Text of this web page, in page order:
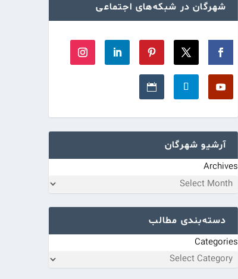
شهرگان در شبکه‌های اجتماعی
آرشیو شهرگان
Archives
دسته‌بندی مطالب
Categories